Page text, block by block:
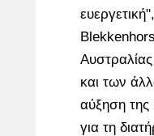
και των
αύξηση της
για τη